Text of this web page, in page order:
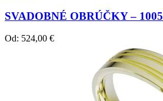
SVADOBNÉ OBRÚČKY – 1005
Od: 524,00 €